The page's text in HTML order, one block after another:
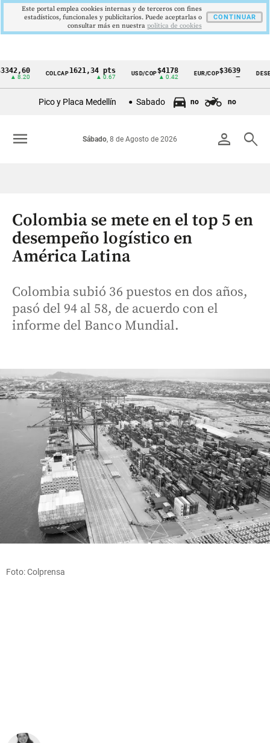
Cintillo
Colombia
COLCAP1621,34 pts USD/COP$4178
▲ 0.42
EUR/COP$3639
Pico y Placa Medellín Sabado no no
person search
Sábado, 8 de Agosto de 2026
menu
Colombia se mete en el top 5 en
desempeño logístico en
América Latina
Colombia subió 36 puestos en dos años,
pasó del 94 al 58, de acuerdo con el
informe del Banco Mundial.
Foto: Colprensa
Este portal emplea cookies internas y de terceros con fines
estadísticos, funcionales y publicitarios. Puede aceptarlas o
consultar más en nuestra politica de cookies
CONTINUAR